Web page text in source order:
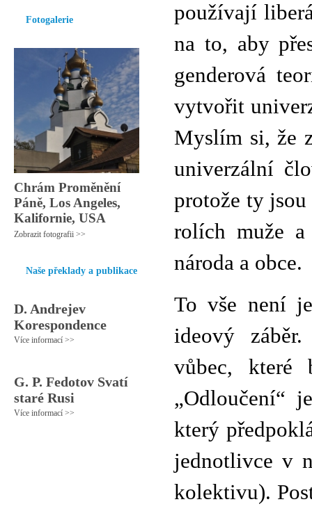
Fotogalerie
Chrám Proměnění
Páně, Los Angeles,
Kalifornie, USA
Zobrazit fotografii >>
Naše překlady a publikace
D. Andrejev
Korespondence
Více informací >>
G. P. Fedotov Svatí
staré Rusi
Více informací >>
používají
na to, aby
genderová
vytvořit
Myslím si, že
univerzální
protože ty
rolích muže
národa a obce.
To vše není
ideový
vůbec, které
„Odloučení“
který
jednotlivce v
kolektivu).